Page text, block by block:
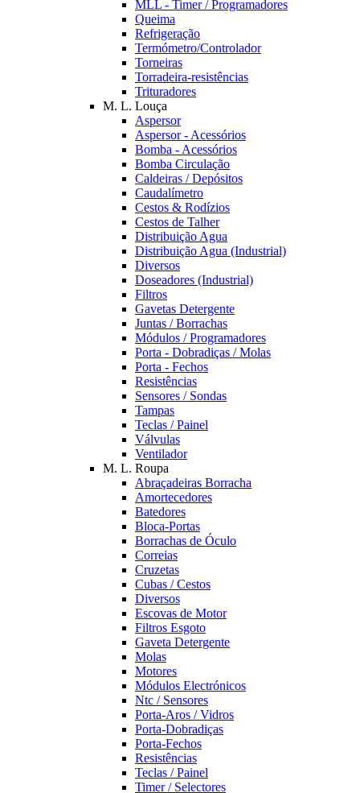
MLL - Timer / Programadores
Queima
Refrigeração
Termómetro/Controlador
Torneiras
Torradeira-resistências
Trituradores
M. L. Louça
Aspersor
Aspersor - Acessórios
Bomba - Acessórios
Bomba Circulação
Caldeiras / Depósitos
Caudalímetro
Cestos & Rodízios
Cestos de Talher
Distribuição Agua
Distribuição Agua (Industrial)
Diversos
Doseadores (Industrial)
Filtros
Gavetas Detergente
Juntas / Borrachas
Módulos / Programadores
Porta - Dobradiças / Molas
Porta - Fechos
Resistências
Sensores / Sondas
Tampas
Teclas / Painel
Válvulas
Ventilador
M. L. Roupa
Abraçadeiras Borracha
Amortecedores
Batedores
Bloca-Portas
Borrachas de Óculo
Correias
Cruzetas
Cubas / Cestos
Diversos
Escovas de Motor
Filtros Esgoto
Gaveta Detergente
Molas
Motores
Módulos Electrónicos
Ntc / Sensores
Porta-Aros / Vidros
Porta-Dobradiças
Porta-Fechos
Resistências
Teclas / Painel
Timer / Selectores